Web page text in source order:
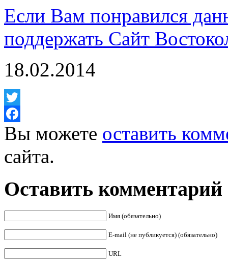
Если Вам понравился
поддержать Сайт
18.02.2014
Twitter
Facebook
Вы можете оставить
сайта.
Оставить комментарий
Имя (обязательно)
E-mail (не публикуется) (обязательно)
URL